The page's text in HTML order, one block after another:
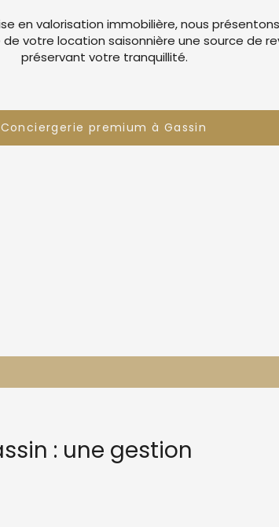
en valorisation immobilière, nous
votre location saisonnière une source de
préservant votre tranquillité.
Conciergerie premium à Gassin
: une gestion